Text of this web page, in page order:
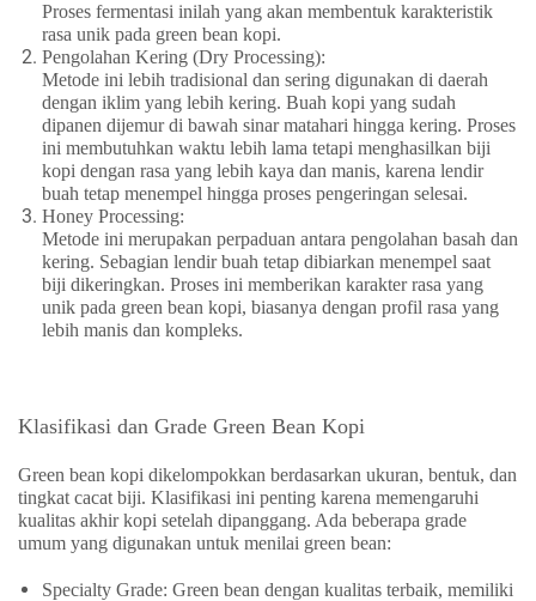
Proses fermentasi inilah yang akan membentuk karakteristik
rasa unik pada green bean kopi.
Pengolahan Kering (Dry Processing):
Metode ini lebih tradisional dan sering digunakan di daerah
dengan iklim yang lebih kering. Buah kopi yang sudah
dipanen dijemur di bawah sinar matahari hingga kering. Proses
ini membutuhkan waktu lebih lama tetapi menghasilkan biji
kopi dengan rasa yang lebih kaya dan manis, karena lendir
buah tetap menempel hingga proses pengeringan selesai.
Honey Processing:
Metode ini merupakan perpaduan antara pengolahan basah dan
kering. Sebagian lendir buah tetap dibiarkan menempel saat
biji dikeringkan. Proses ini memberikan karakter rasa yang
unik pada green bean kopi, biasanya dengan profil rasa yang
lebih manis dan kompleks.
Klasifikasi dan Grade Green Bean Kopi
Green bean kopi dikelompokkan berdasarkan ukuran, bentuk, dan
tingkat cacat biji. Klasifikasi ini penting karena memengaruhi
kualitas akhir kopi setelah dipanggang. Ada beberapa grade
umum yang digunakan untuk menilai green bean:
Specialty Grade: Green bean dengan kualitas terbaik, memiliki